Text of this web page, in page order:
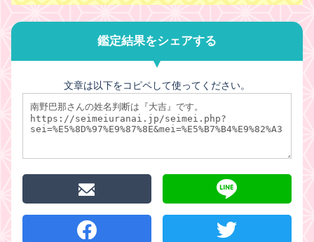
鑑定結果をシェアする
文章は以下をコピペして使ってください。